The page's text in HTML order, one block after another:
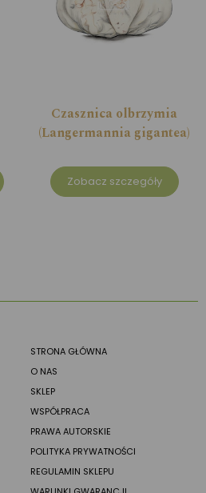
Czasznica olbrzymia
(Langermannia gigantea)
Zobacz szczegóły
STRONA GŁÓWNA
O NAS
SKLEP
WSPÓŁPRACA
PRAWA AUTORSKIE
POLITYKA PRYWATNOŚCI
REGULAMIN SKLEPU